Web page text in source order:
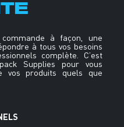
à façon, une
à tous vos besoins
complète. C’est
Supplies pour vous
vos produits quels que